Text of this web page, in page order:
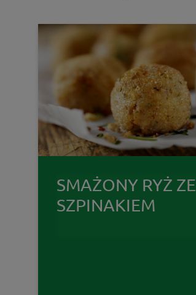
SMAŻONY RYŻ ZE
SZPINAKIEM